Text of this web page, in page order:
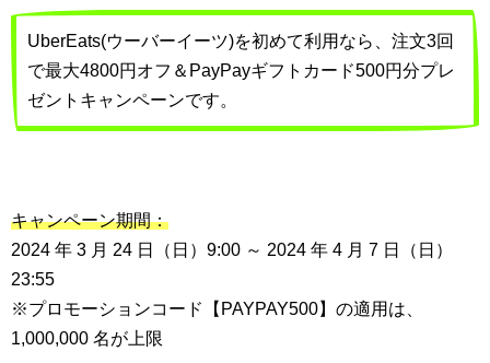
UberEats(ウーバーイーツ)を初めて利用なら、注文3回
で最大4800円オフ＆PayPayギフトカード500円分プレ
ゼントキャンペーンです。
キャンペーン期間：
2024 年 3 月 24 日（日）9:00 ～ 2024 年 4 月 7 日（日）
23:55
※プロモーションコード【PAYPAY500】の適用は、
1,000,000 名が上限